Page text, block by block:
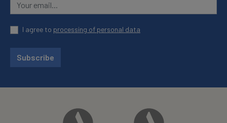
I agree to processing of personal data
Subscribe